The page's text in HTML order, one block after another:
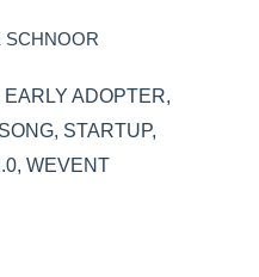
SCHNOOR
EARLY ADOPTER,
SONG, STARTUP,
, WEVENT